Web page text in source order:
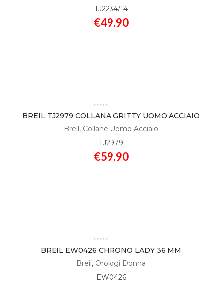
TJ2234/14
€49.90
BREIL TJ2979 COLLANA GRITTY UOMO ACCIAIO
Breil, Collane Uomo Acciaio
TJ2979
€59.90
BREIL EW0426 CHRONO LADY 36 MM
Breil, Orologi Donna
EW0426